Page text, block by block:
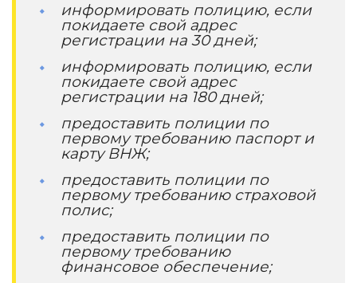
информировать полицию, если
покидаете свой адрес
регистрации на 30 дней;
информировать полицию, если
покидаете свой адрес
регистрации на 180 дней;
предоставить полиции по
первому требованию паспорт и
карту ВНЖ;
предоставить полиции по
первому требованию страховой
полис;
предоставить полиции по
первому требованию
финансовое обеспечение;